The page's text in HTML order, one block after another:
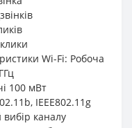
Wi-Fi: Робоча
100 мВт
IEEE802.11g
каналу